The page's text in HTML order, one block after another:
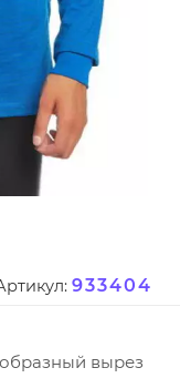
933404
вырез